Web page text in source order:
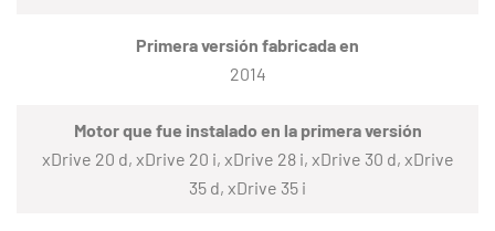
Primera versión fabricada en
2014
Motor que fue instalado en la primera versión
xDrive 20 d, xDrive 20 i, xDrive 28 i, xDrive 30 d, xDrive
35 d, xDrive 35 i